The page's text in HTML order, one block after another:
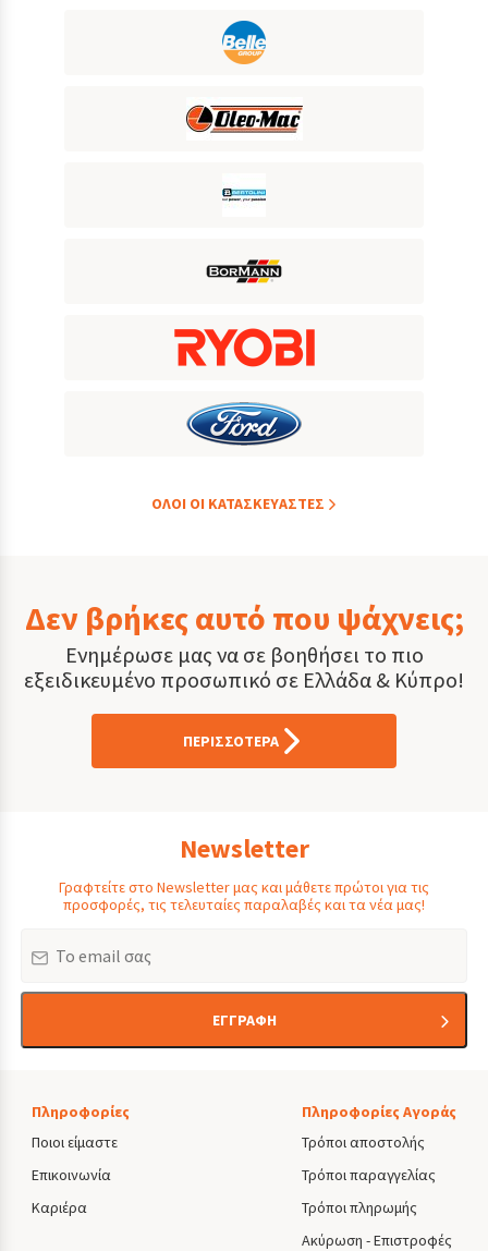
ΟΛOI ΟΙ ΚΑΤΑΣΚΕYΑΣΤΕΣ
Δεν βρήκες αυτό που ψάχνεις;
Ενημέρωσε μας να σε βοηθήσει το πιο
εξειδικευμένο προσωπικό σε Ελλάδα & Κύπρο!
ΠΕΡΙΣΣΟΤΕΡΑ
Newsletter
Γραφτείτε στο Newsletter μας και μάθετε πρώτοι για τις
προσφορές, τις τελευταίες παραλαβές και τα νέα μας!
ΕΓΓΡΑΦΗ
Πληροφορίες
Ποιοι είμαστε
Επικοινωνία
Καριέρα
Πληροφορίες Αγοράς
Τρόποι αποστολής
Τρόποι παραγγελίας
Τρόποι πληρωμής
Ακύρωση - Επιστροφές